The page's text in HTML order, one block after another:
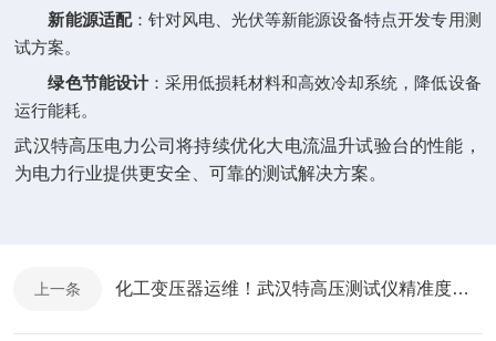
新能源适配‌：针对风电、光伏等新能源设备特点开发专用测
试方案。
绿色节能设计‌：采用低损耗材料和高效冷却系统，降低设备
运行能耗。
武汉特高压电力公司将持续优化大电流温升试验台的性能，
为电力行业提供更安全、可靠的测试解决方案。
上一条 化工变压器运维！武汉特高压测试仪精准度拉满